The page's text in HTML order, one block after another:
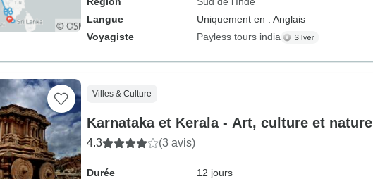
Langue
Uniquement en : Anglais
Voyagiste
Payless tours india
Villes & Culture
Karnataka et Kerala - Art, culture et nature
4.3 (3 avis)
Durée
12 jours